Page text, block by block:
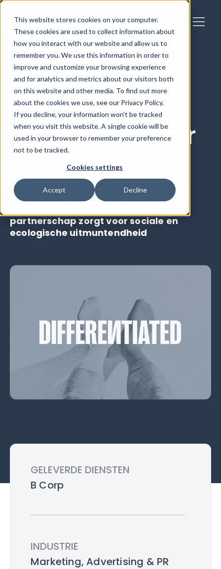
This website stores cookies on your computer.
These cookies are used to collect information about
how you interact with our website and allow us to
remember you. We use this information in order to
improve and customize your browsing experience
and for analytics and metrics about our visitors both
on this website and other media. To find out more
about the cookies we use, see our Privacy Policy.
If you decline, your information won’t be tracked
when you visit this website. A single cookie will be
used in your browser to remember your preference
not to be tracked.
Cookies settings
Accept Decline
Terug naar alle casestudy’s
Gedifferentieer
Differentiated's reis naar B Corp
partnerschap zorgt voor sociale en
ecologische uitmuntendheid
GELEVERDE DIENSTEN
B Corp
INDUSTRIE
Marketing, Advertising & PR